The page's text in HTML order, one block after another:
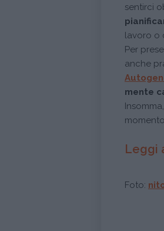
sentirci
lavoro o
Per
anche
mente
Leggi
Foto: